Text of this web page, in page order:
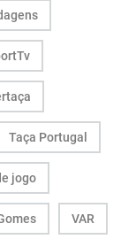
Taça Portugal
jogo
VAR